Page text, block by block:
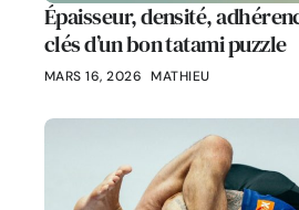
Épaisseur, densité,
clés d’un bon tatami puzzle
MARS 16, 2026 MATHIEU